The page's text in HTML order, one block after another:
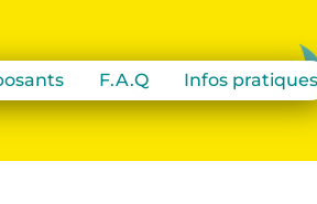
F.A.Q Infos pratiques